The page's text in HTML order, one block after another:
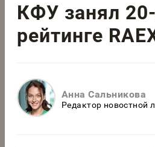
КФУ занял
рейтинге
Анна Сальникова
Редактор новостной